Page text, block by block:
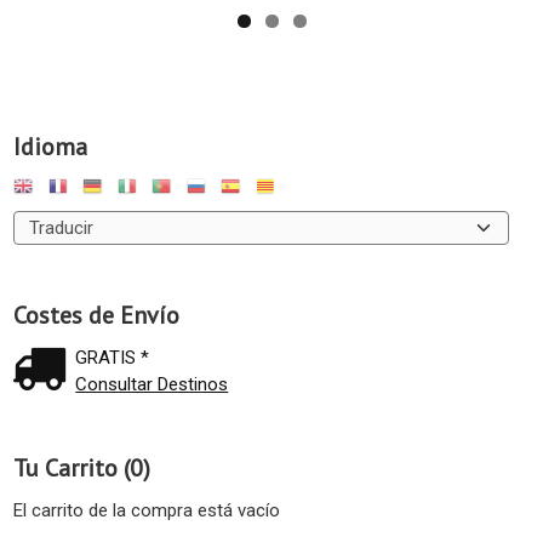
Idioma
Costes de Envío
GRATIS *
Consultar Destinos
Tu Carrito (0)
El carrito de la compra está vacío